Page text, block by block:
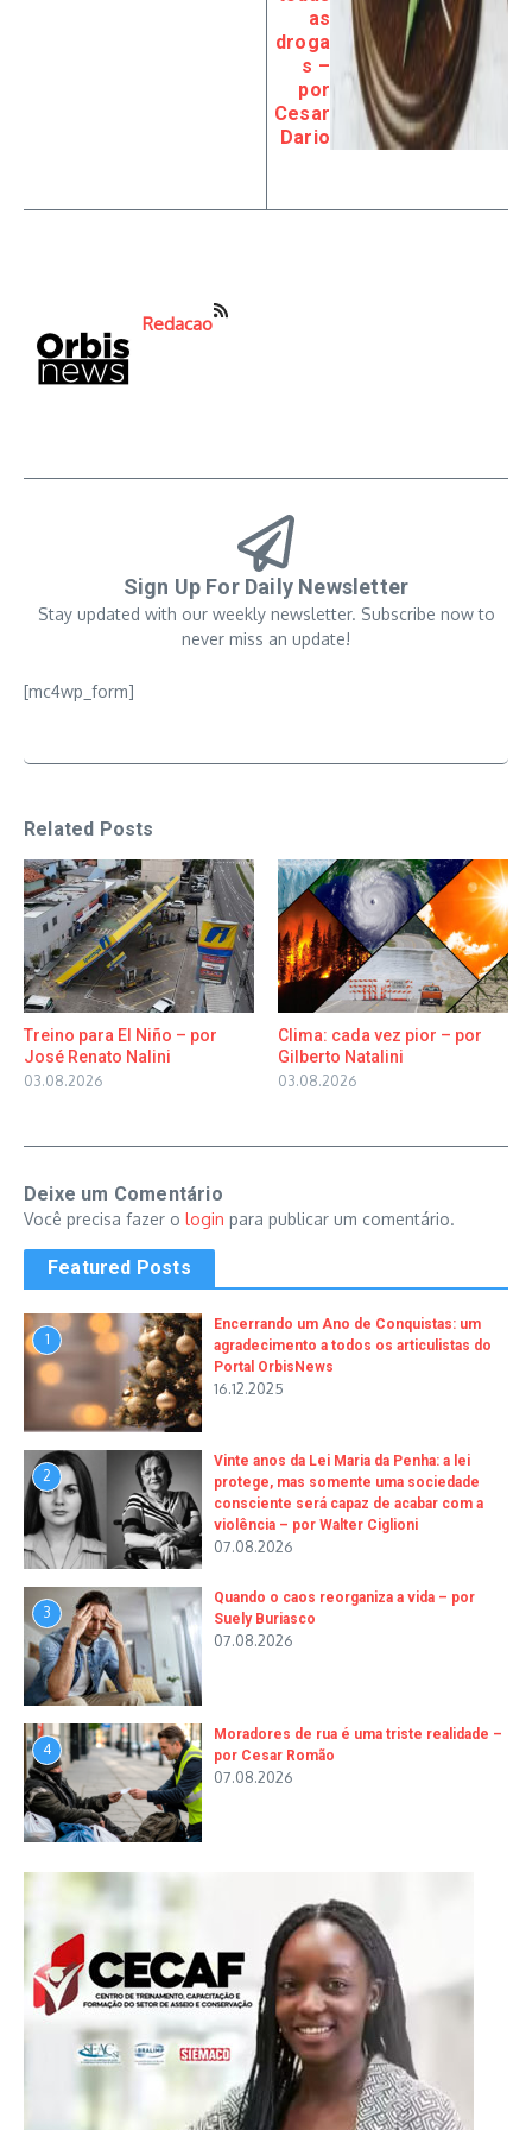
as
droga
s –
por
Cesar
Dario
Redacao
Sign Up For Daily Newsletter
Stay updated with our weekly newsletter. Subscribe now to
never miss an update!
[mc4wp_form]
Related Posts
Treino para El Niño – por
José Renato Nalini
03.08.2026
Clima: cada vez pior – por
Gilberto Natalini
03.08.2026
Deixe um Comentário
Você precisa fazer o login para publicar um comentário.
Featured Posts
1
Encerrando um Ano de Conquistas: um
agradecimento a todos os articulistas do
Portal OrbisNews
16.12.2025
2
Vinte anos da Lei Maria da Penha: a lei
protege, mas somente uma sociedade
consciente será capaz de acabar com a
violência – por Walter Ciglioni
07.08.2026
3
Quando o caos reorganiza a vida – por
Suely Buriasco
07.08.2026
4
Moradores de rua é uma triste realidade –
por Cesar Romão
07.08.2026